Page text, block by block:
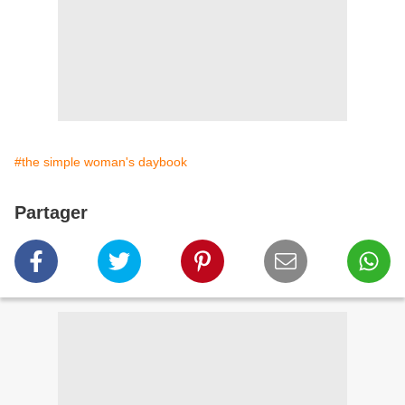
#the simple woman's daybook
Partager